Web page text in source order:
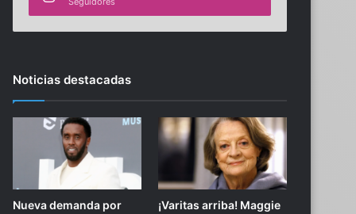
Noticias destacadas
Nueva demanda por
¡Varitas arriba! Maggie